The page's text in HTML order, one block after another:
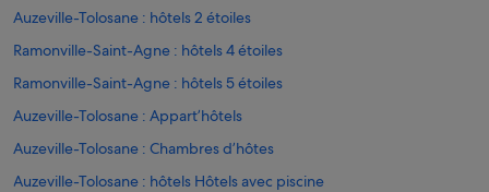
Auzeville-Tolosane : hôtels 2 étoiles
Ramonville-Saint-Agne : hôtels 4 étoiles
Ramonville-Saint-Agne : hôtels 5 étoiles
Auzeville-Tolosane : Appart’hôtels
Auzeville-Tolosane : Chambres d’hôtes
Auzeville-Tolosane : hôtels Hôtels avec piscine